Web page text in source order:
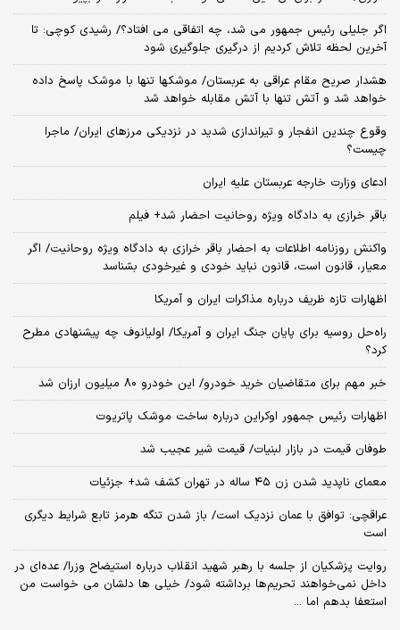
اگر جلیلی رئیس جمهور می شد، چه اتفاقی می افتاد؟/ رشیدی کوچی: تا
آخرین لحظه تلاش کردیم از درگیری جلوگیری شود
هشدار صریح مقام عراقی به عربستان/ موشکها تنها با موشک پاسخ داده
خواهد شد و آتش تنها با آتش مقابله خواهد شد
وقوع چندین انفجار و تیراندازی شدید در نزدیکی مرز‌های ایران/ ماجرا
چیست؟
ادعای وزارت خارجه عربستان علیه ایران
باقر خرازی به دادگاه ویژه روحانیت احضار شد+ فیلم
واکنش روزنامه اطلاعات به احضار باقر خرازی به دادگاه ویژه روحانیت/ اگر
معیار، قانون است، قانون نباید خودی و غیرخودی بشناسد
اظهارات تازه ظریف درباره مذاکرات ایران و آمریکا
راه‌حل روسیه برای پایان جنگ ایران و آمریکا/ اولیانوف چه پیشنهادی مطرح
کرد؟
خبر مهم برای متقاضیان خرید خودرو/ این خودرو ۸۰ میلیون ارزان شد
اظهارات رئیس جمهور اوکراین درباره ساخت موشک پاتریوت
طوفان قیمت در بازار لبنیات/ قیمت شیر عجیب شد
معمای ناپدید شدن زن ۴۵ ساله در تهران کشف شد+ جزئیات
عراقچی: توافق با عمان نزدیک است/ باز شدن تنگه هرمز تابع شرایط دیگری
است
روایت پزشکیان از جلسه با رهبر شهید انقلاب درباره استیضاح وزرا/ عده‌ای در
داخل نمی‌خواهند تحریم‌ها برداشته شود/ خیلی ها دلشان می خواست من
استعفا بدهم اما ...